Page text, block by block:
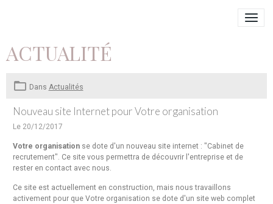
ACTUALITÉ
Dans Actualités
Nouveau site Internet pour Votre organisation
Le 20/12/2017
Votre organisationse dote d'un nouveau site internet : "Cabinet de
recrutement". Ce site vous permettra de découvrir l'entreprise et de
rester en contact avec nous.
Ce site est actuellement en construction, mais nous travaillons
activement pour que Votre organisation se dote d'un site web complet